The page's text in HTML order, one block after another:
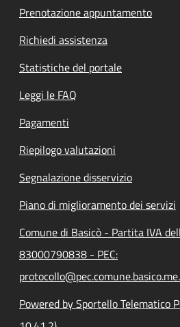
Prenotazione appuntamento
Richiedi assistenza
Statistiche del portale
Leggi le FAQ
Pagamenti
Riepilogo valutazioni
Segnalazione disservizio
Piano di miglioramento dei servizi
Comune di Basicò - Partita IVA
83000790838 - PEC:
Powered by Sportello Telematico